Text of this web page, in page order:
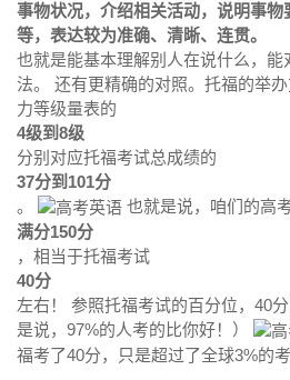
事物状况，介绍相关活动，说明事
等，表达较为准确、清晰、连贯。
也就是能基本理解别人在说什么，能
法。 还有更精确的对照。托福的举
力等级量表的
4级到8级
分别对应托福考试总成绩的
37分到101分
。
也就是说，咱们的高
满分150分
，相当于托福考试
40分
左右！ 参照托福考试的百分位，40
是说，97%的人考的比你好！）
福考了40分，只是超过了全球3%的考